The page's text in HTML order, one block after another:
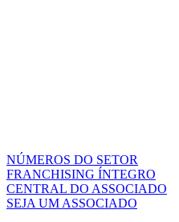
NÚMEROS DO SETOR
FRANCHISING ÍNTEGRO
CENTRAL DO ASSOCIADO
SEJA UM ASSOCIADO